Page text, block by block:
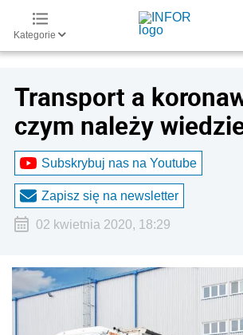
Kategorie
Transport a
czym należy
Subskrybuj nas na Youtube
Zapisz się na newsletter
02 kwietnia 2020, 18:29